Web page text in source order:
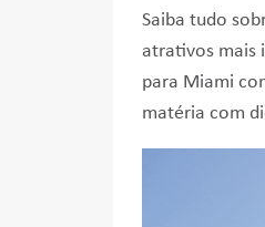
Saiba tudo
atrativos mais
para Miami
matéria com